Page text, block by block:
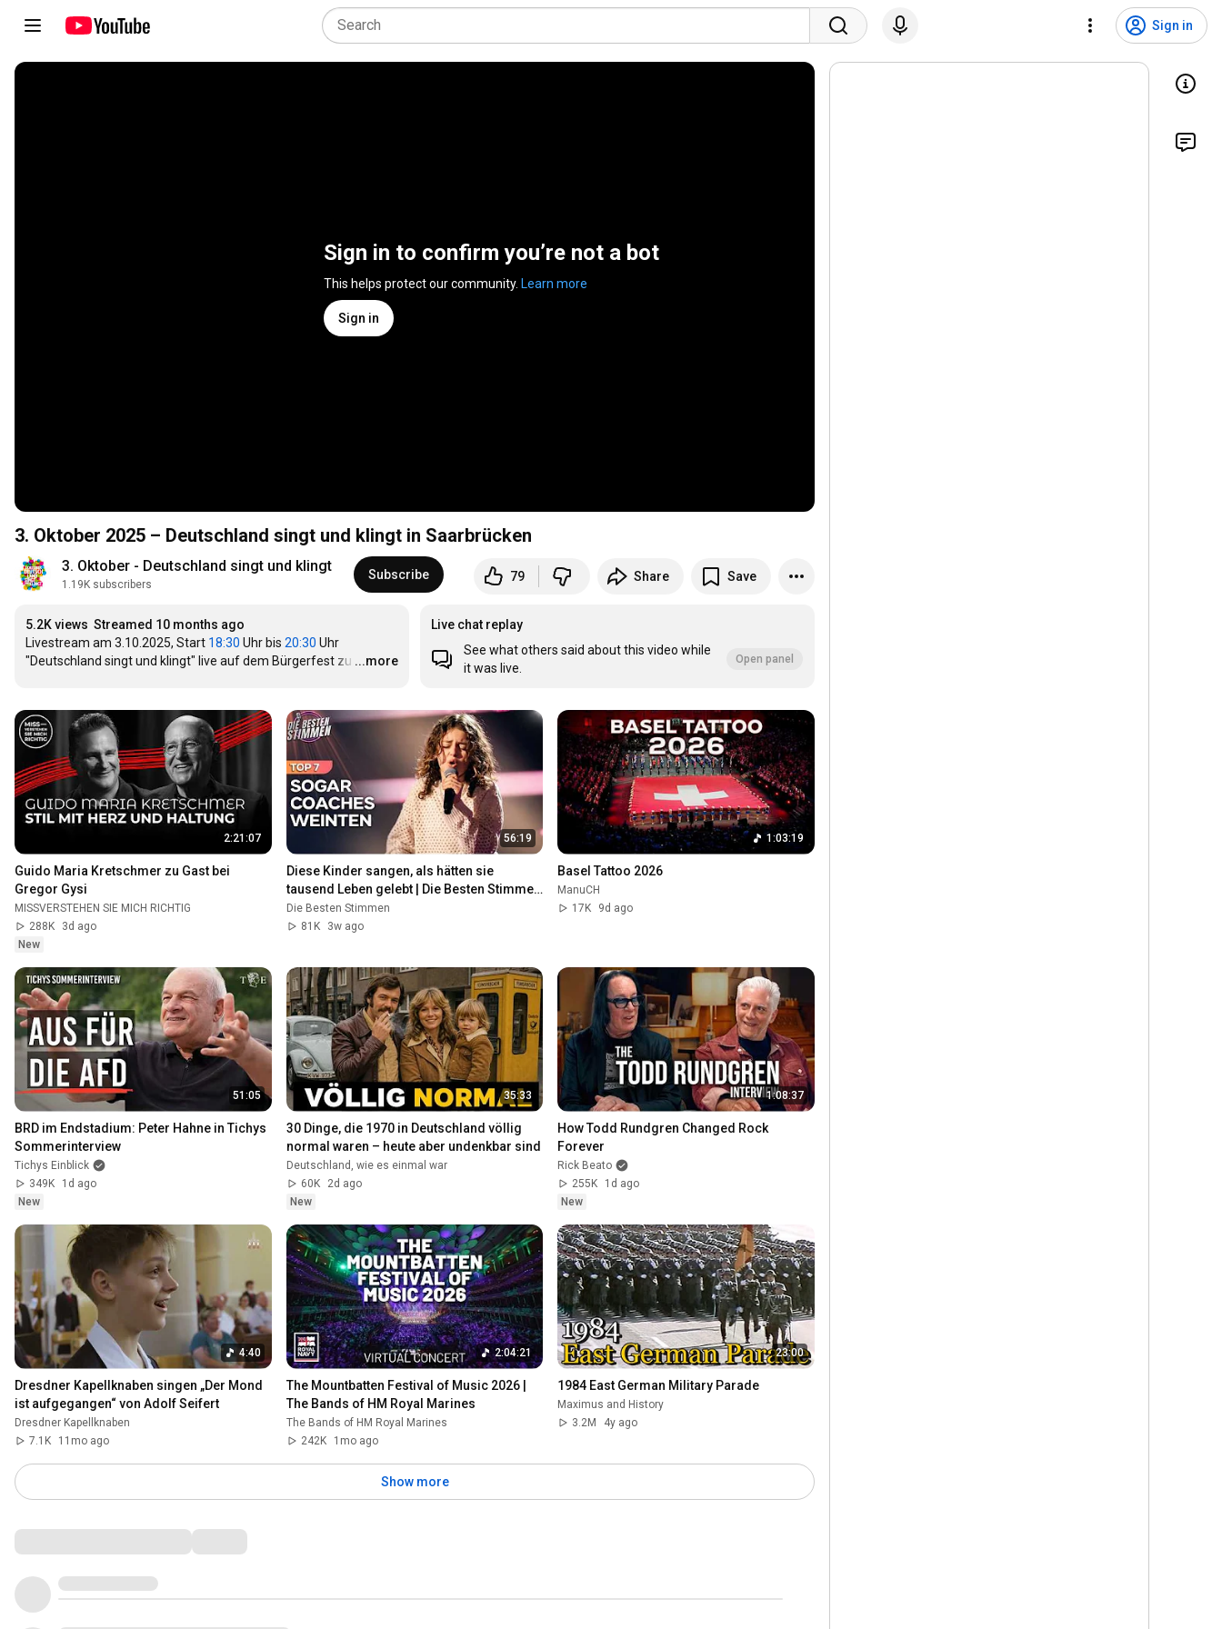
Sign in
Sign in to confirm you’re not a bot
This helps protect our community. Learn more
Sign in
3. Oktober 2025 – Deutschland singt und klingt in Saarbrücken
3. Oktober - Deutschland singt und klingt
1.19K subscribers
Subscribe 79 Share Save
5.2K views Streamed 10 months ago
Livestream am 3.10.2025, Start 18:30 Uhr bis 20:30 Uhr
"Deutschland singt und klingt" live auf dem Bürgerfest zu …
...more
Live chat replay
See what others said about this video while
it was live.
Open panel
2:21:07
Guido Maria Kretschmer zu Gast bei
Gregor Gysi
MISSVERSTEHEN SIE MICH RICHTIG
288K
3d ago
New
56:19
Diese Kinder sangen, als hätten sie
tausend Leben gelebt | Die Besten Stimmen
[4K]
Die Besten Stimmen
81K
3w ago
1:03:19
Basel Tattoo 2026
ManuCH
17K
9d ago
51:05
BRD im Endstadium: Peter Hahne in Tichys
Sommerinterview
Tichys Einblick
349K
1d ago
New
35:33
30 Dinge, die 1970 in Deutschland völlig
normal waren – heute aber undenkbar sind
Deutschland, wie es einmal war
60K
2d ago
New
1:08:37
How Todd Rundgren Changed Rock
Forever
Rick Beato
255K
1d ago
New
4:40
Dresdner Kapellknaben singen „Der Mond
ist aufgegangen“ von Adolf Seifert
Dresdner Kapellknaben
7.1K
11mo ago
2:04:21
The Mountbatten Festival of Music 2026 |
The Bands of HM Royal Marines
The Bands of HM Royal Marines
242K
1mo ago
23:00
1984 East German Military Parade
Maximus and History
3.2M
4y ago
Show more